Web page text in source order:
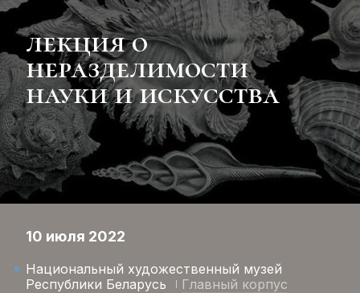
лекция о
неразделимости
науки и искусства
10 июля 2022
Национальный художественный музей
Республики Беларусь
Главный корпус